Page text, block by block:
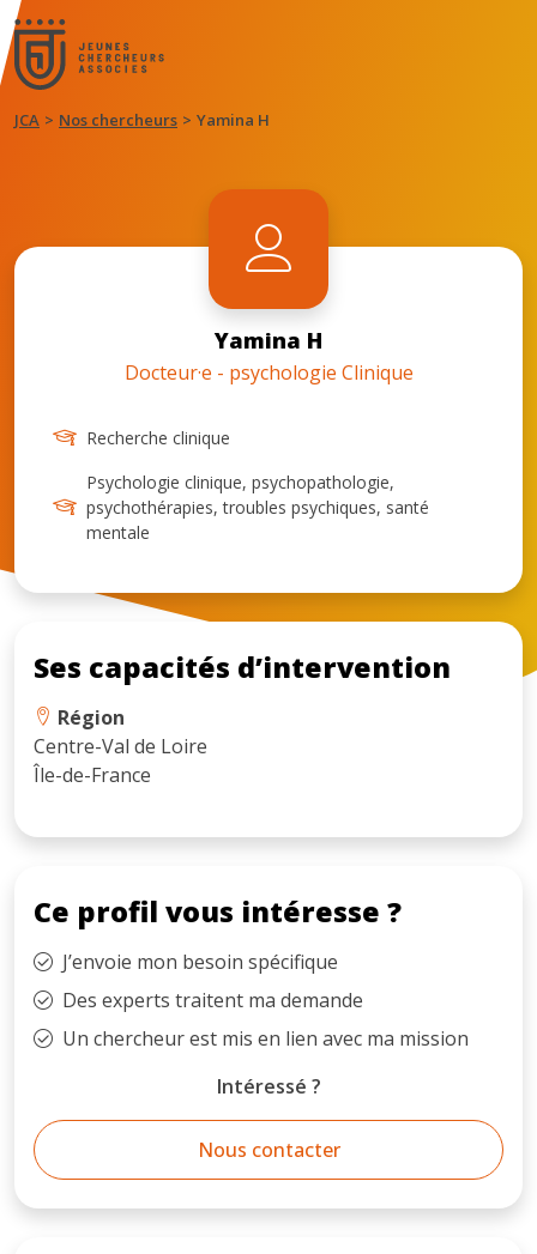
JCA Nos chercheurs Yamina H
Yamina H
Docteur·e - psychologie Clinique
Recherche clinique
Psychologie clinique, psychopathologie,
psychothérapies, troubles psychiques, santé
mentale
Ses capacités d’intervention
Région
Centre-Val de Loire
Île-de-France
Ce profil vous intéresse ?
J’envoie mon besoin spécifique
Des experts traitent ma demande
Un chercheur est mis en lien avec ma mission
Intéressé ?
Nous contacter